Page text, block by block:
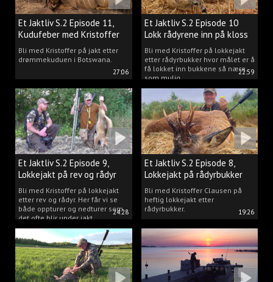
27:06
Et Jaktliv S.2 Episode 11,
Kudufeber med Kristoffer
Clausen
Bli med Kristoffer på jakt etter
drømmekuduen i Botswana.
22:59
Et Jaktliv S.2 Episode 10
Lokk rådyrene inn på kloss
hold.
Bli med Kristoffer på lokkejakt
etter rådyrbukker hvor målet er å
få lokket inn bukkene så nære
som mulig.
24:28
Et Jaktliv S.2 Episode 9,
Lokkejakt på rev og rådyr
med Kristoffer Clausen
Bli med Kristoffer på lokkejakt
etter rev og rådyr. Her får vi se
både oppturer og nedturer som
det ofte blir under jakt.
19:26
Et Jaktliv S.2 Episode 8,
Lokkejakt på rådyrbukker
2023 nr. 1
Bli med Kristoffer Clausen på
heftig lokkejakt etter
rådyrbukker.